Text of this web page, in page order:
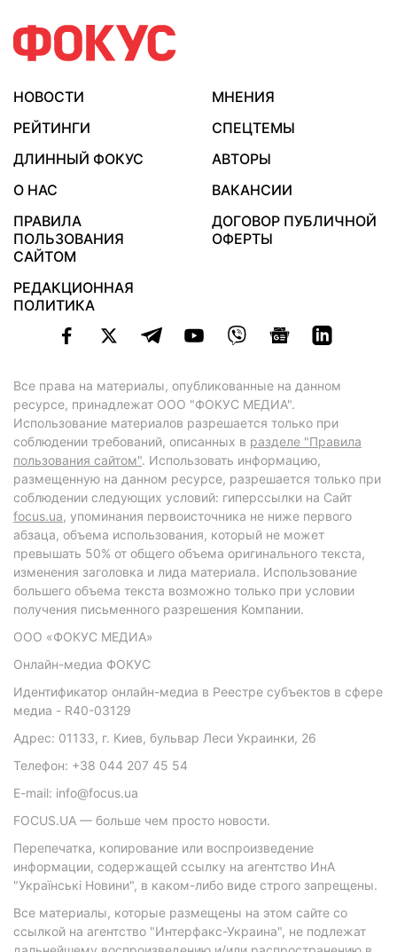
НОВОСТИ
МНЕНИЯ
РЕЙТИНГИ
СПЕЦТЕМЫ
ДЛИННЫЙ ФОКУС
АВТОРЫ
О НАС
ВАКАНСИИ
ПРАВИЛА
ПОЛЬЗОВАНИЯ
САЙТОМ
ДОГОВОР ПУБЛИЧНОЙ
ОФЕРТЫ
РЕДАКЦИОННАЯ
ПОЛИТИКА
Все права на материалы, опубликованные на данном
ресурсе, принадлежат ООО "ФОКУС МЕДИА".
Использование материалов разрешается только при
соблюдении требований, описанных в разделе "Правила
пользования сайтом". Использовать информацию,
размещенную на данном ресурсе, разрешается только при
соблюдении следующих условий: гиперссылки на Сайт
focus.ua, упоминания первоисточника не ниже первого
абзаца, объема использования, который не может
превышать 50% от общего объема оригинального текста,
изменения заголовка и лида материала. Использование
большего объема текста возможно только при условии
получения письменного разрешения Компании.
ООО «ФОКУС МЕДИА»
Онлайн-медиа ФОКУС
Идентификатор онлайн-медиа в Реестре субъектов в сфере
медиа - R40-03129
Адрес: 01133, г. Киев, бульвар Леси Украинки, 26
Телефон: +38 044 207 45 54
E-mail: info@focus.ua
FOCUS.UA — больше чем просто новости.
Перепечатка, копирование или воспроизведение
информации, содержащей ссылку на агентство ИнА
"Українські Новини", в каком-либо виде строго запрещены.
Все материалы, которые размещены на этом сайте со
ссылкой на агентство "Интерфакс-Украина", не подлежат